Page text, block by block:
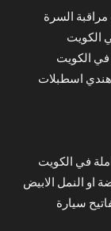
السرة
الكويت
في الكويت
هندي اسطبلات
في الكويت
او النمل الابيض
سيارة